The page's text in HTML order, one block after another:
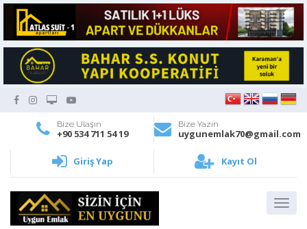
Bize Ulaşın
+90 534 711 54 19
Bize Yazın
uygunemlak70@gmail.com
Giriş Yap Kayıt Ol